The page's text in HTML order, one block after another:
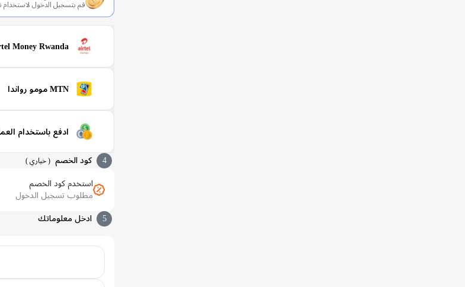
قم بتسجيل الدخول لاستخدام
Money Rwanda
MTN مومو رواندا
ادفع باستخدام
4 كود الخصم ( خياري )
استخدم كود الخصم
مطلوب تسجيل الدخول
5 ادخل معلوماتك